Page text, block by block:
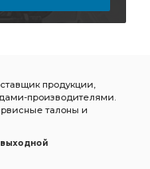
продукции,
производителями.
талоны и